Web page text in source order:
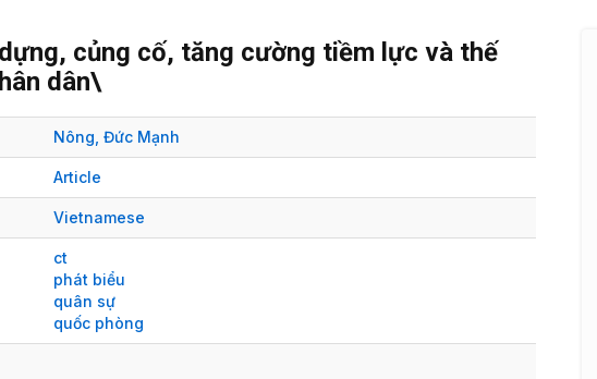
củng cố, tăng cường tiềm lực và thế
dân\
Nông, Đức Mạnh
Article
Vietnamese
ct
phát biểu
quân sự
quốc phòng